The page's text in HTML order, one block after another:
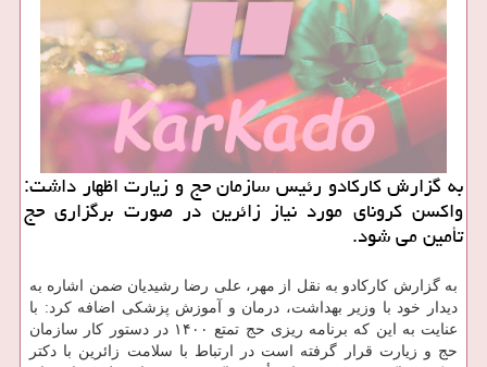
به گزارش کارکادو رئیس سازمان حج و زیارت اظهار داشت:
واکسن کرونای مورد نیاز زائرین در صورت برگزاری حج
تأمین می شود.
به گزارش کارکادو به نقل از مهر، علی رضا رشیدیان ضمن اشاره به
دیدار خود با وزیر بهداشت، درمان و آموزش پزشکی اضافه کرد: با
عنایت به این که برنامه ریزی حج تمتع ۱۴۰۰ در دستور کار سازمان
حج و زیارت قرار گرفته است در ارتباط با سلامت زائرین با دکتر